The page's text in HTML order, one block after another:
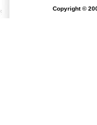
Copyright ©